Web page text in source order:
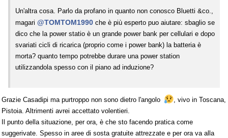
Un'altra cosa. Parlo da profano in quanto non conosco Bluetti &co.,
magari @TOMTOM1990 che è più esperto puo aiutare: sbaglio se
dico che la power statio è un grande power bank per cellulari e dopo
svariati cicli di ricarica (proprio come i power bank) la batteria è
morta? quanto tempo potrebbe durare una power station
utilizzandola spesso con il piano ad induzione?
Grazie Casadipi ma purtroppo non sono dietro l'angolo
, vivo in Toscana,
Pistoia. Altrimenti avrei accettato volentieri.
Il punto della situazione, per ora, è che sto facendo pratica come
suggerivate. Spesso in aree di sosta gratuite attrezzate e per ora va alla